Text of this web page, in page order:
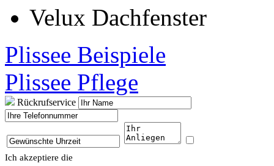
Velux Dachfenster
Plissee Beispiele
Plissee Pflege
Rückrufservice
Ich akzeptiere die